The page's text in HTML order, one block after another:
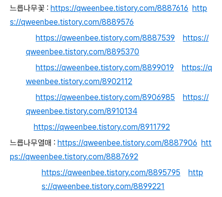
느릅나무꽃 : https://qweenbee.tistory.com/8887616 http
s://qweenbee.tistory.com/8889576
https://qweenbee.tistory.com/8887539
https://
qweenbee.tistory.com/8895370
https://qweenbee.tistory.com/8899019
https://q
weenbee.tistory.com/8902112
https://qweenbee.tistory.com/8906985
https://
qweenbee.tistory.com/8910134
https://qweenbee.tistory.com/8911792
느릅나무열매 : https://qweenbee.tistory.com/8887906 htt
ps://qweenbee.tistory.com/8887692
https://qweenbee.tistory.com/8895795
http
s://qweenbee.tistory.com/8899221